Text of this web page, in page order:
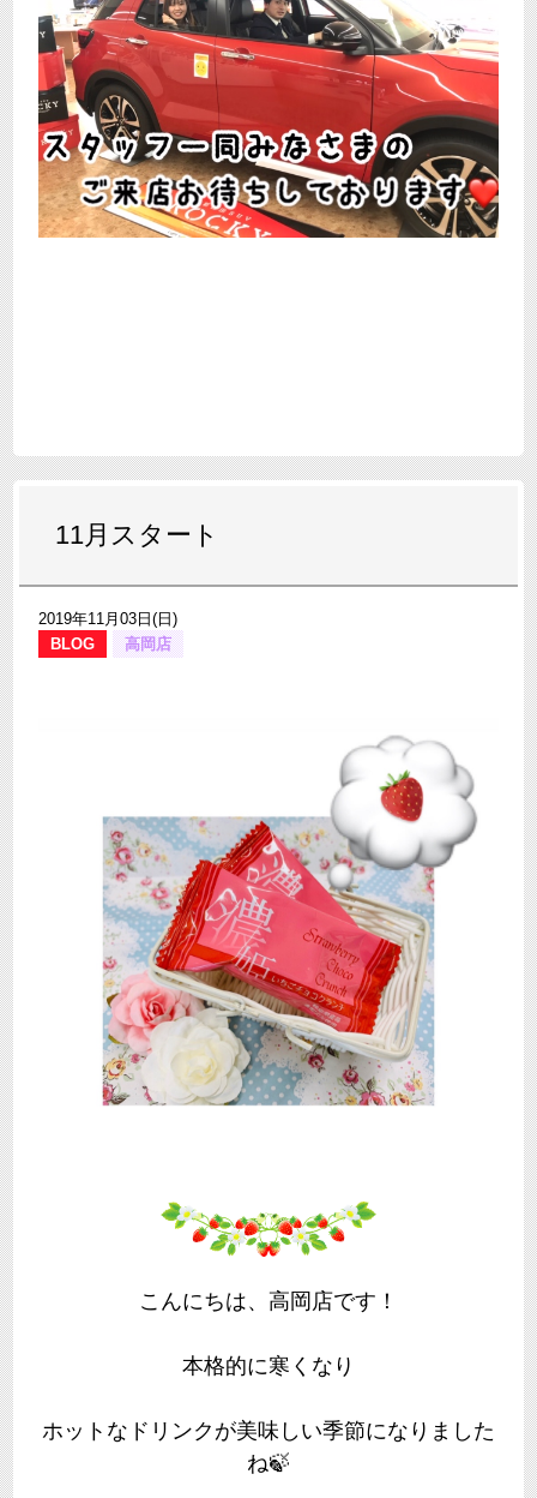
11月スタート
2019年11月03日(日)
BLOG
高岡店
こんにちは、高岡店です！
本格的に寒くなり
ホットなドリンクが美味しい季節になりました
ね🍃